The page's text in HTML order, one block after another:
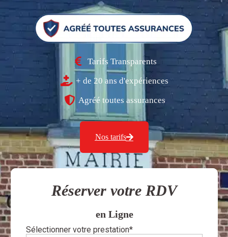
Tarifs Transparents
+ de 20 ans d'expériences
Agréé toutes assurances
Nos tarifs
Réserver votre RDV
en Ligne
Sélectionner votre prestation*